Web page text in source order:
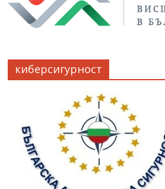
киберсигурност